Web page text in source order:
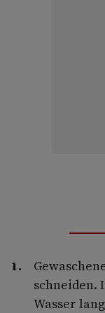
schneiden.
Wasser